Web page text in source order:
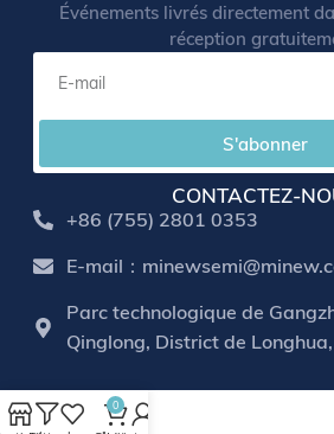
Événements livrés directement
réception
S'abonner
CONTACTEZ-
+86 (755) 2801 0353
E-mail：
Parc technologique de
Qinglong, District de
0